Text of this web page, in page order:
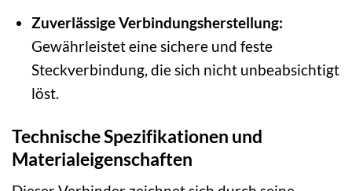
Zuverlässige Verbindungsherstellung:
Gewährleistet eine sichere und feste
Steckverbindung, die sich nicht unbeabsichtigt
löst.
Technische Spezifikationen und
Materialeigenschaften